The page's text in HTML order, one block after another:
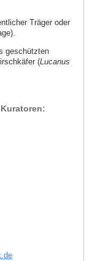
Träger oder
geschützten
(Lucanus
.de